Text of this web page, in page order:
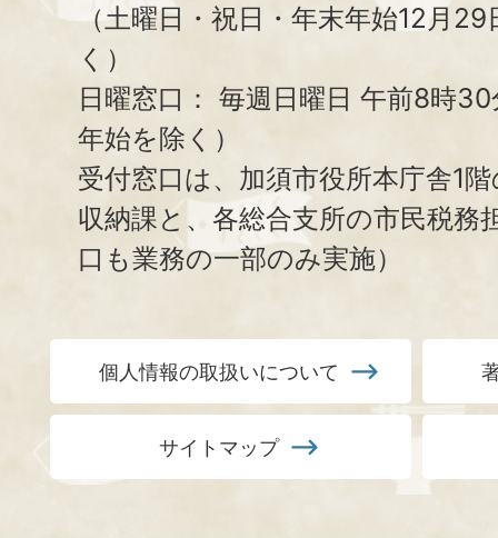
（土曜日・祝日・年末年始12月
く）
日曜窓口： 毎週日曜日 午前8時
年始を除く）
受付窓口は、加須市役所本庁舎1
収納課と、 各総合支所の市民税務
口も業務の一部のみ実施）
個人情報の取扱いについて
サイトマップ